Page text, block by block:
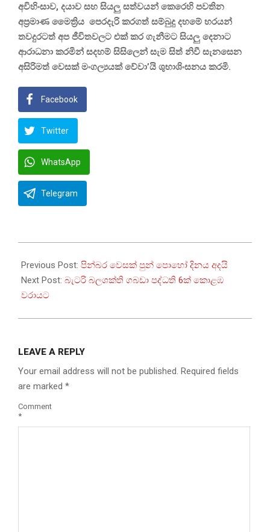
අවිහිංසාව, දයාව සහ සියලු සත්වයන් කෙරෙහි පවතින
අප්‍රමාණ මෛත්‍රිය පෙරදැරි කරගත් සම්බුදු දහමේ හරයන්
තවදුරටත් අප ජීවිතවලට එක් කර ගැනීමට සියලු දෙනාට
ආරාධනා කරමින් සදහම් සිසිලෙන් සැම සිත් නිවී සැනසෙන
අසිරිමත් වෙසක් මංගල්‍යයක් වේවා’යි ශුභාශිංසනය කරමි.
Facebook
Twitter
WhatsApp
Telegram
05-
30
Previous Post: පින්බර වෙසක් පුන් පොහෝ දිනය අදයි
Next Post: බැටරි බලශක්ති ගබඩා පද්ධති 6ක් කොළඹ
වරායට
LEAVE A REPLY
Your email address will not be published. Required fields
are marked *
Comment
*